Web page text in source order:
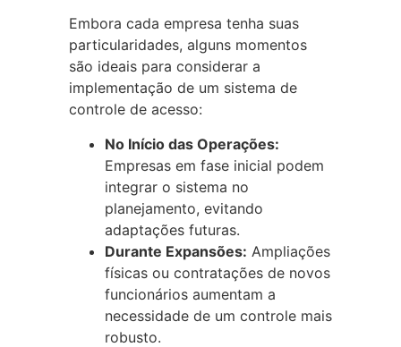
Embora cada empresa tenha suas
particularidades, alguns momentos
são ideais para considerar a
implementação de um sistema de
controle de acesso:
No Início das Operações:
Empresas em fase inicial podem
integrar o sistema no
planejamento, evitando
adaptações futuras.
Durante Expansões: Ampliações
físicas ou contratações de novos
funcionários aumentam a
necessidade de um controle mais
robusto.